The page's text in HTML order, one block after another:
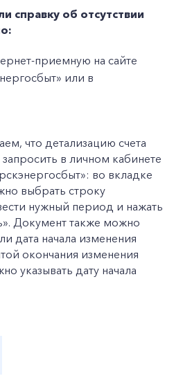
звонок
клиентам
справку об отсутствии
приемную на сайте
или в
что детализацию счета
в личном кабинете
во вкладке
выбрать строку
нужный период и нажать
Документ также можно
дата начала изменения
окончания изменения
указывать дату начала